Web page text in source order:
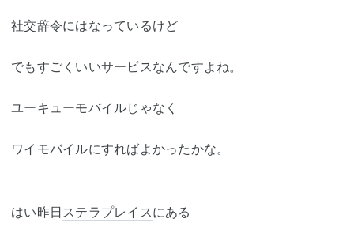
社交辞令にはなっているけど
でもすごくいいサービスなんですよね。
ユーキューモバイルじゃなく
ワイモバイルにすればよかったかな。
はい昨日 ステラプレイス にある